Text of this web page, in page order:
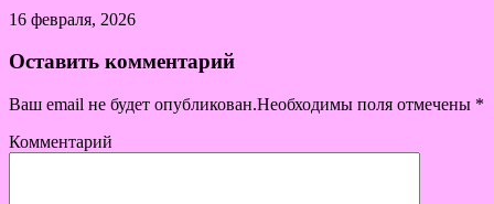
16 февраля, 2026
Оставить комментарий
Ваш email не будет опубликован.Необходимы поля отмечены *
Комментарий